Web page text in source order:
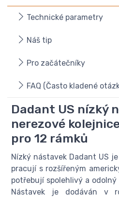
Technické parametry
Náš tip
Pro začátečníky
FAQ (Často kladené
Dadant US nízký
nerezové
pro 12 rámků
Nízký nástavek Dadant US
pracují s rozšířeným
potřebují spolehlivý a
Nástavek je dodáván v